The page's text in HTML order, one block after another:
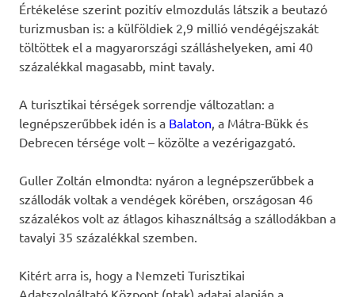
Értékelése szerint pozitív elmozdulás látszik a beutazó
turizmusban is: a külföldiek 2,9 millió vendégéjszakát
töltöttek el a magyarországi szálláshelyeken, ami 40
százalékkal magasabb, mint tavaly.
A turisztikai térségek sorrendje változatlan: a
legnépszerűbbek idén is a Balaton, a Mátra-Bükk és
Debrecen térsége volt – közölte a vezérigazgató.
Guller Zoltán elmondta: nyáron a legnépszerűbbek a
szállodák voltak a vendégek körében, országosan 46
százalékos volt az átlagos kihasználtság a szállodákban a
tavalyi 35 százalékkal szemben.
Kitért arra is, hogy a Nemzeti Turisztikai